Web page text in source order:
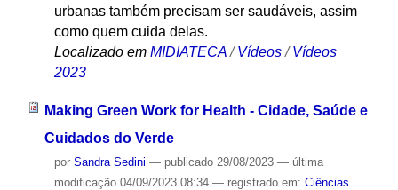
urbanas também precisam ser saudáveis, assim
como quem cuida delas.
Localizado em MIDIATECA /Vídeos /Vídeos
2023
Making Green Work for Health - Cidade, Saúde e
Cuidados do Verde
por Sandra Sedini — publicado29/08/2023 — última
modificação04/09/2023 08:34 — registrado em: Ciências